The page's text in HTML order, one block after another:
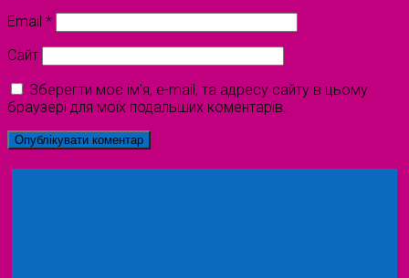
Email *
Сайт
Зберегти моє ім'я, e-mail, та адресу сайту в цьому
браузері для моїх подальших коментарів.